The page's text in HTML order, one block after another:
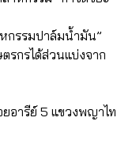
หกรรมปาล์มน้ำมัน”
รกรได้ส่วนแบ่งจาก
อารีย์ 5 แขวงพญาไท